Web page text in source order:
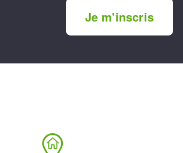
Je m'inscris